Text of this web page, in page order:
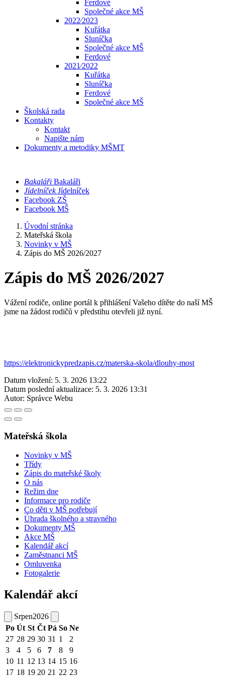
Ferdové
Společné akce MŠ
2022⁄2023
Kuřátka
Sluníčka
Společné akce MŠ
Ferdové
2021⁄2022
Kuřátka
Sluníčka
Ferdové
Společné akce MŠ
Školská rada
Kontakty
Kontakt
Napište nám
Dokumenty a metodiky MŠMT
Bakaláři Bakaláři
Jídelníček Jídelníček
Facebook ZŠ
Facebook MŠ
Úvodní stránka
Mateřská škola
Novinky v MŠ
Zápis do MŠ 2026/2027
Zápis do MŠ 2026/2027
Vážení rodiče, online portál k přihlášení Vašeho dítěte do naší MŠ
jsme na žádost rodičů v předstihu otevřeli již nyní.
https://elektronickypredzapis.cz/materska-skola/dlouhy-most
Datum vložení: 5. 3. 2026 13:22
Datum poslední aktualizace: 5. 3. 2026 13:31
Autor: Správce Webu
Mateřská škola
Novinky v MŠ
Třídy
Zápis do mateřské školy
O nás
Režim dne
Informace pro rodiče
Co děti v MŠ potřebují
Úhrada školného a stravného
Dokumenty MŠ
Akce MŠ
Kalendář akcí
Zaměstnanci MŠ
Omluvenka
Fotogalerie
Kalendář akcí
Srpen2026
Po Út St Čt Pá So Ne
27 28 29 30 31 1
2
3
4 5 6 7 8
9
10 11 12 13 14 15 16
17 18 19 20 21 22 23